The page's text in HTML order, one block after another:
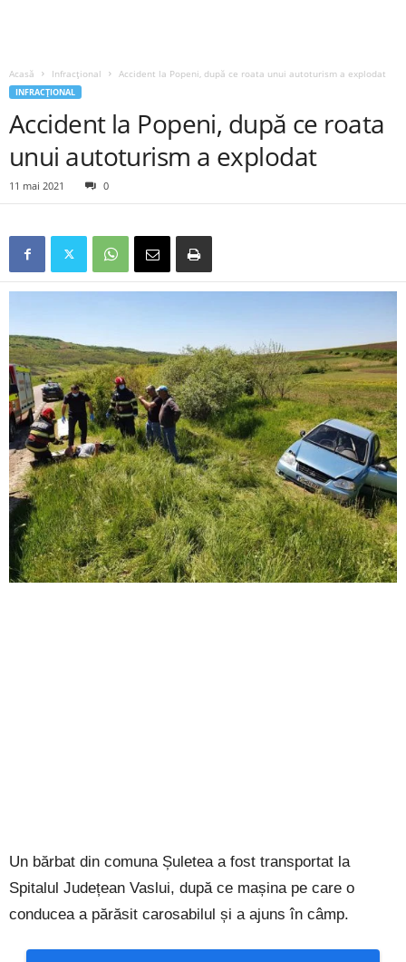
Acasă Infracțional Accident la Popeni, după ce roata unui autoturism a explodat
INFRACȚIONAL
Accident la Popeni, după ce roata
unui autoturism a explodat
11 mai 2021 0
Un bărbat din comuna Șuletea a fost transportat la
Spitalul Județean Vaslui, după ce mașina pe care o
conducea a părăsit carosabilul și a ajuns în câmp.